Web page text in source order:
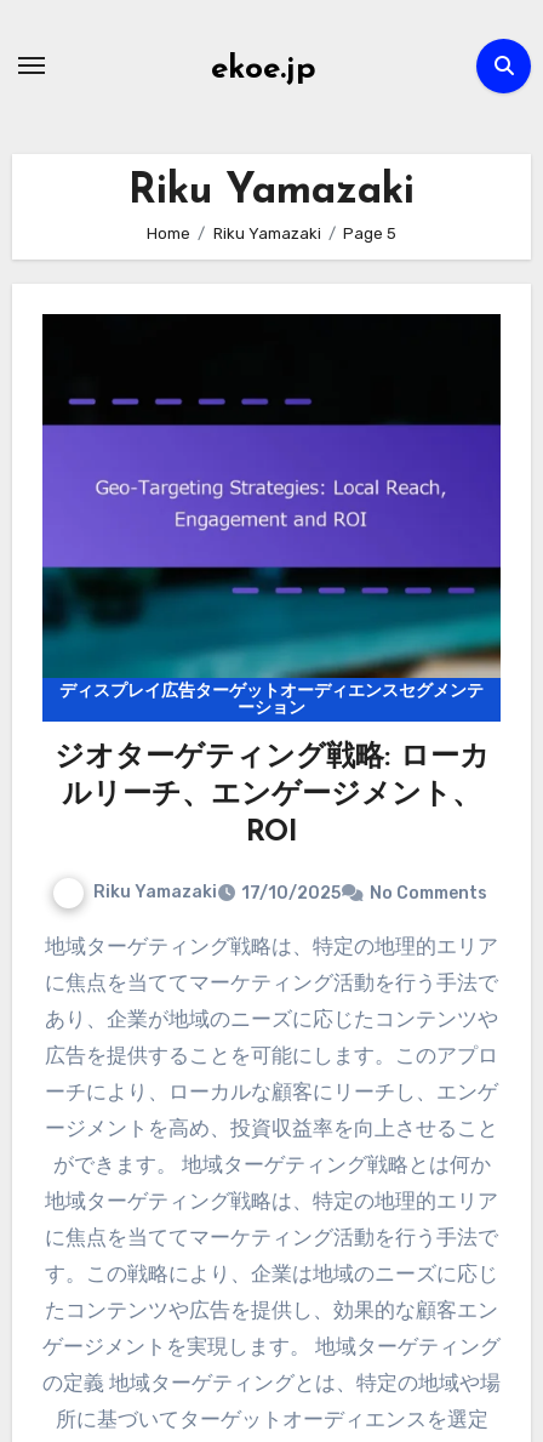
ekoe.jp
Riku Yamazaki
Home Riku Yamazaki Page 5
ディスプレイ広告ターゲットオーディエンスセグメンテ
ーション
ジオターゲティング戦略: ローカ
ルリーチ、エンゲージメント、
ROI
Riku Yamazaki 17/10/2025 No Comments
地域ターゲティング戦略は、特定の地理的エリア
に焦点を当ててマーケティング活動を行う手法で
あり、企業が地域のニーズに応じたコンテンツや
広告を提供することを可能にします。このアプロ
ーチにより、ローカルな顧客にリーチし、エンゲ
ージメントを高め、投資収益率を向上させること
ができます。 地域ターゲティング戦略とは何か
地域ターゲティング戦略は、特定の地理的エリア
に焦点を当ててマーケティング活動を行う手法で
す。この戦略により、企業は地域のニーズに応じ
たコンテンツや広告を提供し、効果的な顧客エン
ゲージメントを実現します。 地域ターゲティング
の定義 地域ターゲティングとは、特定の地域や場
所に基づいてターゲットオーディエンスを選定